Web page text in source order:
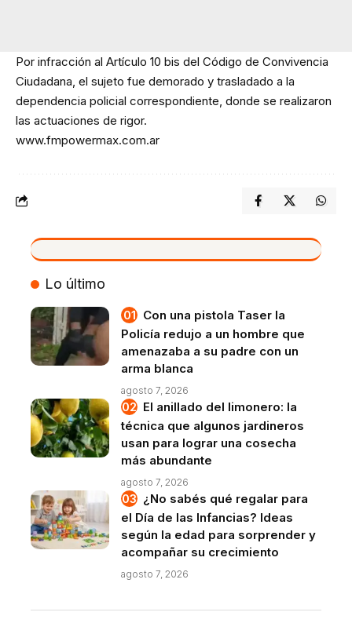
Por infracción al Artículo 10 bis del Código de Convivencia
Ciudadana, el sujeto fue demorado y trasladado a la
dependencia policial correspondiente, donde se realizaron
las actuaciones de rigor.
www.fmpowermax.com.ar
VIVO
Lo último
Con una pistola Taser la
Policía redujo a un hombre que
amenazaba a su padre con un
arma blanca
agosto 7, 2026
El anillado del limonero: la
técnica que algunos jardineros
usan para lograr una cosecha
más abundante
agosto 7, 2026
¿No sabés qué regalar para
el Día de las Infancias? Ideas
según la edad para sorprender y
acompañar su crecimiento
agosto 7, 2026